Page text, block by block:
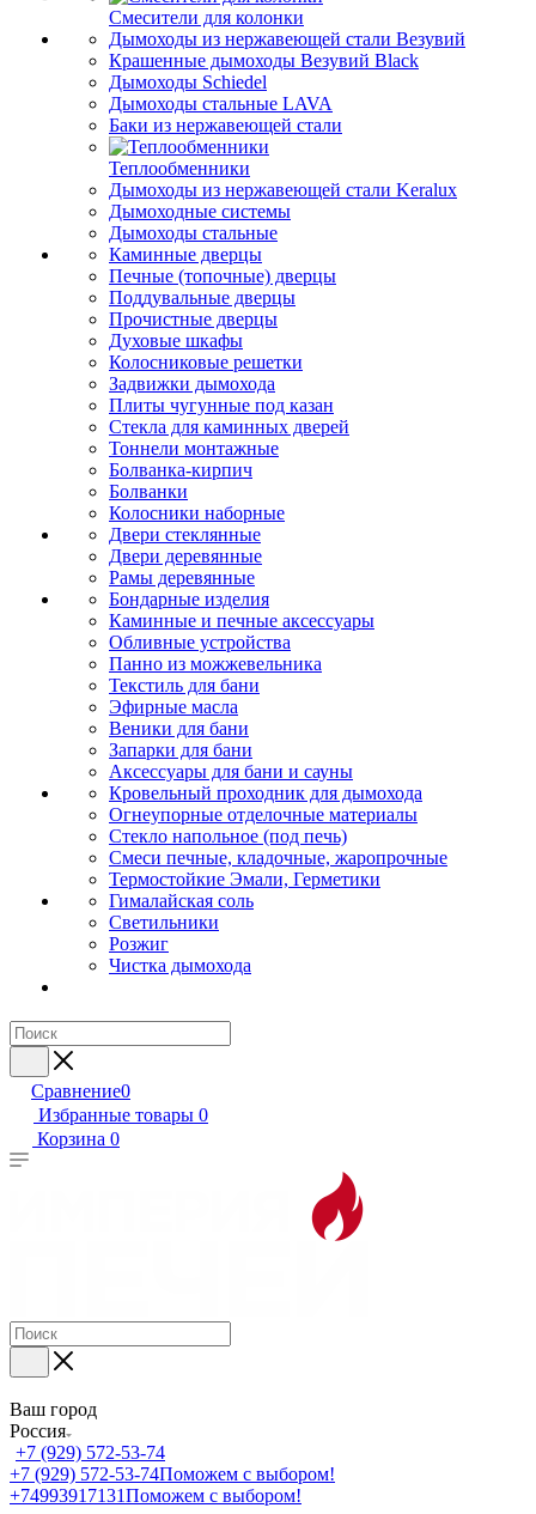
Смесители для колонки
Дымоходы из нержавеющей стали Везувий
Крашенные дымоходы Везувий Black
Дымоходы Schiedel
Дымоходы стальные LAVA
Баки из нержавеющей стали
Теплообменники
Дымоходы из нержавеющей стали Keralux
Дымоходные системы
Дымоходы стальные
Каминные дверцы
Печные (топочные) дверцы
Поддувальные дверцы
Прочистные дверцы
Духовые шкафы
Колосниковые решетки
Задвижки дымохода
Плиты чугунные под казан
Стекла для каминных дверей
Тоннели монтажные
Болванка-кирпич
Болванки
Колосники наборные
Двери стеклянные
Двери деревянные
Рамы деревянные
Бондарные изделия
Каминные и печные аксессуары
Обливные устройства
Панно из можжевельника
Текстиль для бани
Эфирные масла
Веники для бани
Запарки для бани
Аксессуары для бани и сауны
Кровельный проходник для дымохода
Огнеупорные отделочные материалы
Стекло напольное (под печь)
Смеси печные, кладочные, жаропрочные
Термостойкие Эмали, Герметики
Гималайская соль
Светильники
Розжиг
Чистка дымохода
Сравнение0
Избранные товары 0
Корзина 0
Ваш город
Россия
+7 (929) 572-53-74
+7 (929) 572-53-74Поможем с выбором!
+74993917131Поможем с выбором!